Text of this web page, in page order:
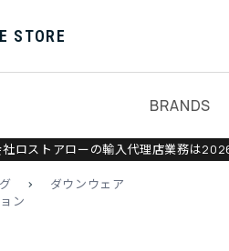
STORE
BRANDS
ロストアローの輸入代理店業務は
>
ダウンウェア
ン